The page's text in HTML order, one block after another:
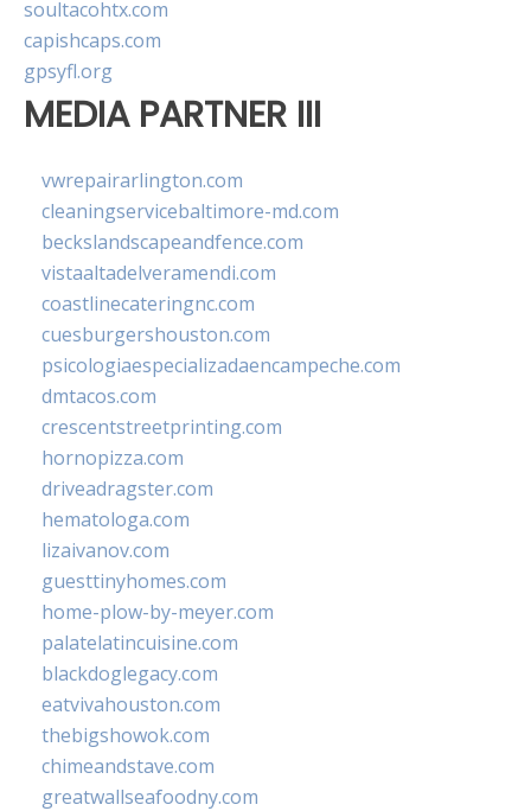
soultacohtx.com
capishcaps.com
gpsyfl.org
MEDIA PARTNER III
vwrepairarlington.com
cleaningservicebaltimore-md.com
beckslandscapeandfence.com
vistaaltadelveramendi.com
coastlinecateringnc.com
cuesburgershouston.com
psicologiaespecializadaencampeche.com
dmtacos.com
crescentstreetprinting.com
hornopizza.com
driveadragster.com
hematologa.com
lizaivanov.com
guesttinyhomes.com
home-plow-by-meyer.com
palatelatincuisine.com
blackdoglegacy.com
eatvivahouston.com
thebigshowok.com
chimeandstave.com
greatwallseafoodny.com